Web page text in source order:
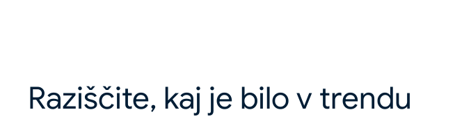
Raziščite, kaj je bilo v trendu